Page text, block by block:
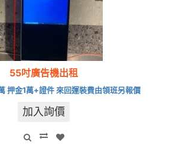
55吋廣告機出租
押金1萬+證件 來回運裝費由領班另報價
加入詢價